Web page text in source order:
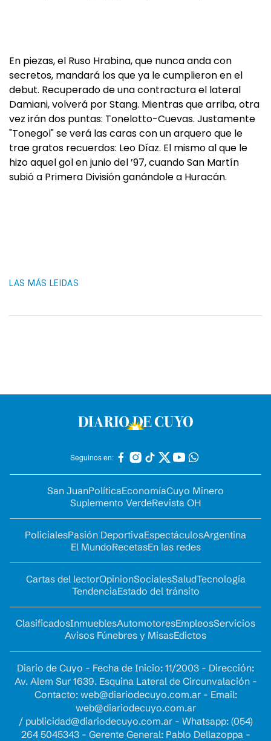
En piezas, el Ruso Hrabina, que nunca anda con
secretos, mandará los que ya le cumplieron en el
debut. Recuperado de una contractura el lateral
Damiani, volverá por Stang. Mientras que arriba, otra
vez irán dos puntas: Tonelotto-Cuevas. Justamente
"Tonegol" se verá las caras con un arquero que le
trae gratos recuerdos: Leo Díaz. El mismo al que le
hizo aquel gol en junio del ’97, cuando San Martín
subió a Primera División ganándole a Huracán.
LAS MÁS LEIDAS
Seguinos en:
San JuanPolíticaEconomíaCuyo Minero
Suplemento VerdeRevista OH
PolicialesPasión DeportivaEspectáculosArgentina
El MundoRecetasEn las redes
Cartas del lectorOpinionSocialesSaludTecnología
TendenciaEstado del tránsito
ClasificadosInmueblesAutomotoresEmpleosServicios
Avisos Fúnebres y MisasEdictos
Diario de Cuyo - Fecha de Inicio: 11/2003 - Dirección:
Av. Alem Sur 1639. Esquina Lateral de Circunvalación -
Contacto: web@diariodecuyo.com.ar- Email:
web@diariodecuyo.com.ar
/ publicidad@diariodecuyo.com.ar- Whatsapp: (054)
264 5045343 - Gerente General: Pablo Dellazoppa -